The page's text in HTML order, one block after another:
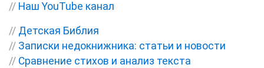
// Наш YouTube канал
// Детская Библия
// Записки недокнижника: статьи и новости
// Сравнение стихов и анализ текста